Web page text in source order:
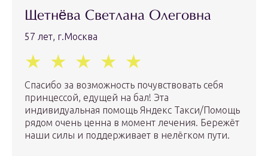
Щетнёва Светлана Олеговна
57 лет, г.Москва
Спасибо за возможность почувствовать себя
принцессой, едущей на бал! Эта
индивидуальная помощь Яндекс Такси/Помощь
рядом очень ценна в момент лечения. Бережёт
наши силы и поддерживает в нелёгком пути.